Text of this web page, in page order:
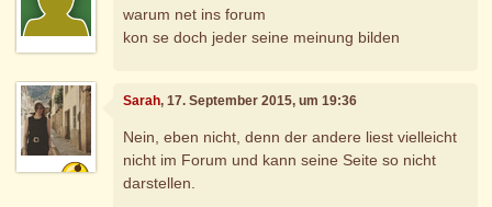
warum net ins forum
kon se doch jeder seine meinung bilden
Sarah, 17. September 2015, um 19:36
Nein, eben nicht, denn der andere liest vielleicht
nicht im Forum und kann seine Seite so nicht
darstellen.